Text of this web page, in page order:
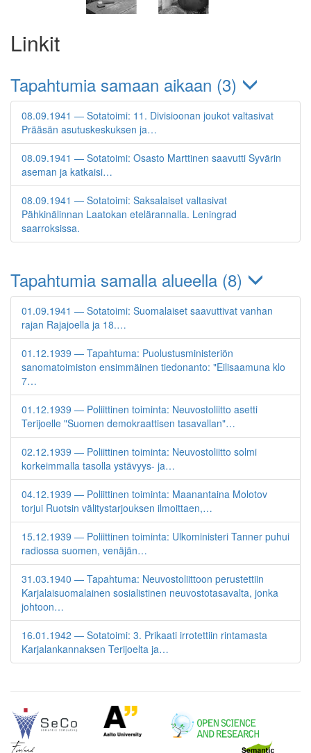
Linkit
Tapahtumia samaan aikaan (3)
08.09.1941 — Sotatoimi: 11. Divisioonan joukot valtasivat
Prääsän asutuskeskuksen ja…
08.09.1941 — Sotatoimi: Osasto Marttinen saavutti Syvärin
aseman ja katkaisi…
08.09.1941 — Sotatoimi: Saksalaiset valtasivat
Pähkinälinnan Laatokan etelärannalla. Leningrad
saarroksissa.
Tapahtumia samalla alueella (8)
01.09.1941 — Sotatoimi: Suomalaiset saavuttivat vanhan
rajan Rajajoella ja 18.…
01.12.1939 — Tapahtuma: Puolustusministeriön
sanomatoimiston ensimmäinen tiedonanto: "Eilisaamuna klo
7…
01.12.1939 — Poliittinen toiminta: Neuvostoliitto asetti
Terijoelle "Suomen demokraattisen tasavallan"…
02.12.1939 — Poliittinen toiminta: Neuvostoliitto solmi
korkeimmalla tasolla ystävyys- ja…
04.12.1939 — Poliittinen toiminta: Maanantaina Molotov
torjui Ruotsin välitystarjouksen ilmoittaen,…
15.12.1939 — Poliittinen toiminta: Ulkoministeri Tanner puhui
radiossa suomen, venäjän…
31.03.1940 — Tapahtuma: Neuvostoliittoon perustettiin
Karjalaisuomalainen sosialistinen neuvostotasavalta, jonka
johtoon…
16.01.1942 — Sotatoimi: 3. Prikaati irrotettiin rintamasta
Karjalankannaksen Terijoelta ja…